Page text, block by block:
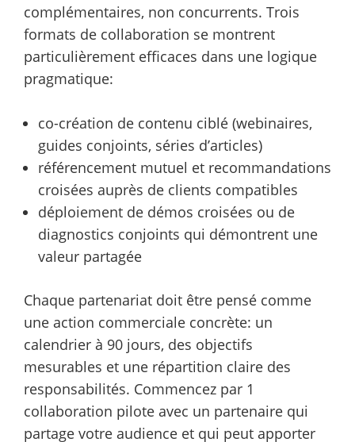
complémentaires, non concurrents. Trois
formats de collaboration se montrent
particulièrement efficaces dans une logique
pragmatique:
co-création de contenu ciblé (webinaires,
guides conjoints, séries d’articles)
référencement mutuel et recommandations
croisées auprès de clients compatibles
déploiement de démos croisées ou de
diagnostics conjoints qui démontrent une
valeur partagée
Chaque partenariat doit être pensé comme
une action commerciale concrète: un
calendrier à 90 jours, des objectifs
mesurables et une répartition claire des
responsabilités. Commencez par 1
collaboration pilote avec un partenaire qui
partage votre audience et qui peut apporter